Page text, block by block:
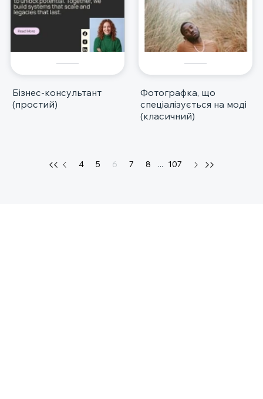
Бізнес-консультант
(простий)
Фотографка, що
спеціалізується на моді
(класичний)
4 5 6 7 8 ... 107